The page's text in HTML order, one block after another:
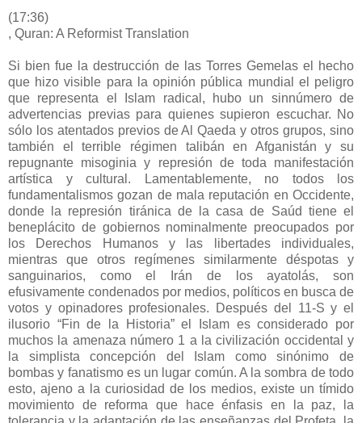
(17:36)
, Quran: A Reformist Translation
Si bien fue la destrucción de las Torres Gemelas el hecho
que hizo visible para la opinión pública mundial el peligro
que representa el Islam radical, hubo un sinnúmero de
advertencias previas para quienes supieron escuchar. No
sólo los atentados previos de Al Qaeda y otros grupos, sino
también el terrible régimen talibán en Afganistán y su
repugnante misoginia y represión de toda manifestación
artística y cultural. Lamentablemente, no todos los
fundamentalismos gozan de mala reputación en Occidente,
donde la represión tiránica de la casa de Saúd tiene el
beneplácito de gobiernos nominalmente preocupados por
los Derechos Humanos y las libertades individuales,
mientras que otros regímenes similarmente déspotas y
sanguinarios, como el Irán de los ayatolás, son
efusivamente condenados por medios, políticos en busca de
votos y opinadores profesionales. Después del 11-S y el
ilusorio “Fin de la Historia” el Islam es considerado por
muchos la amenaza número 1 a la civilización occidental y
la simplista concepción del Islam como sinónimo de
bombas y fanatismo es un lugar común. A la sombra de todo
esto, ajeno a la curiosidad de los medios, existe un tímido
movimiento de reforma que hace énfasis en la paz, la